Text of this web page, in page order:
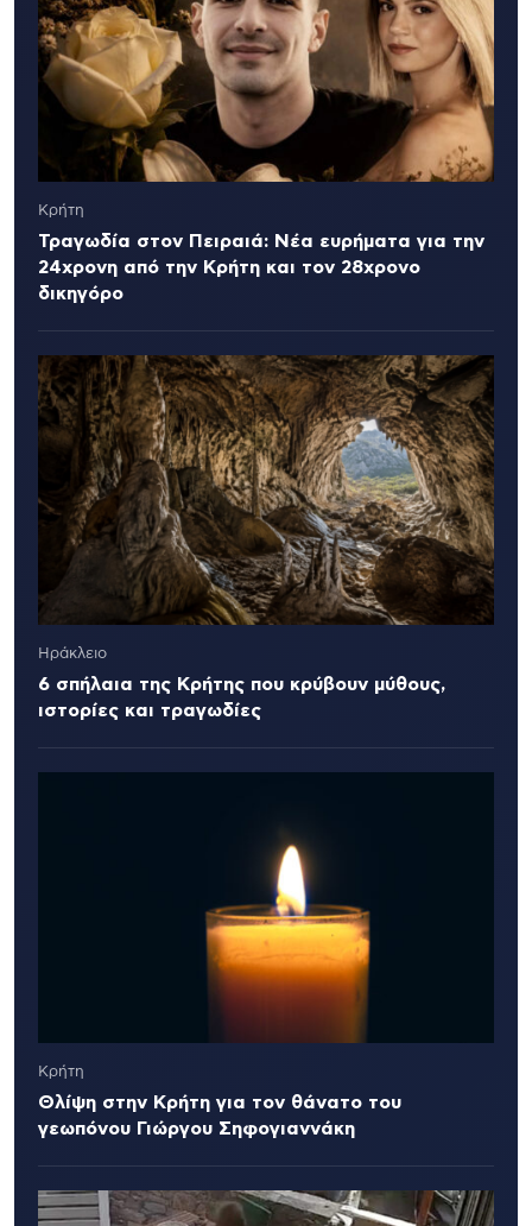
Κρήτη
Τραγωδία στον Πειραιά: Νέα ευρήματα για την
24χρονη από την Κρήτη και τον 28χρονο
δικηγόρο
Ηράκλειο
6 σπήλαια της Κρήτης που κρύβουν μύθους,
ιστορίες και τραγωδίες
Κρήτη
Θλίψη στην Κρήτη για τον θάνατο του
γεωπόνου Γιώργου Σηφογιαννάκη